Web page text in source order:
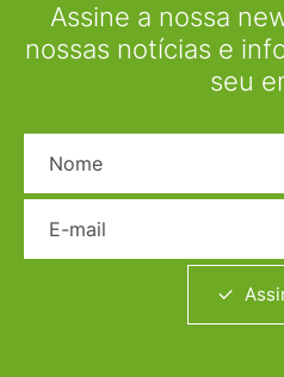
Assine a nossa
nossas notícias e
seu